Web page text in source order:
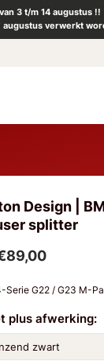
3 t/m 14 augustus !!
augustus verwerkt
Design |
splitter
Serie G22 / G23 M-
plus afwerking: